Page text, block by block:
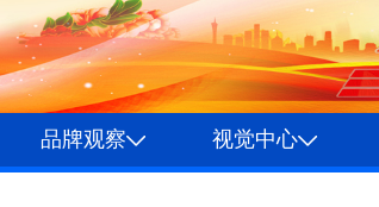
品牌观察 视觉中心